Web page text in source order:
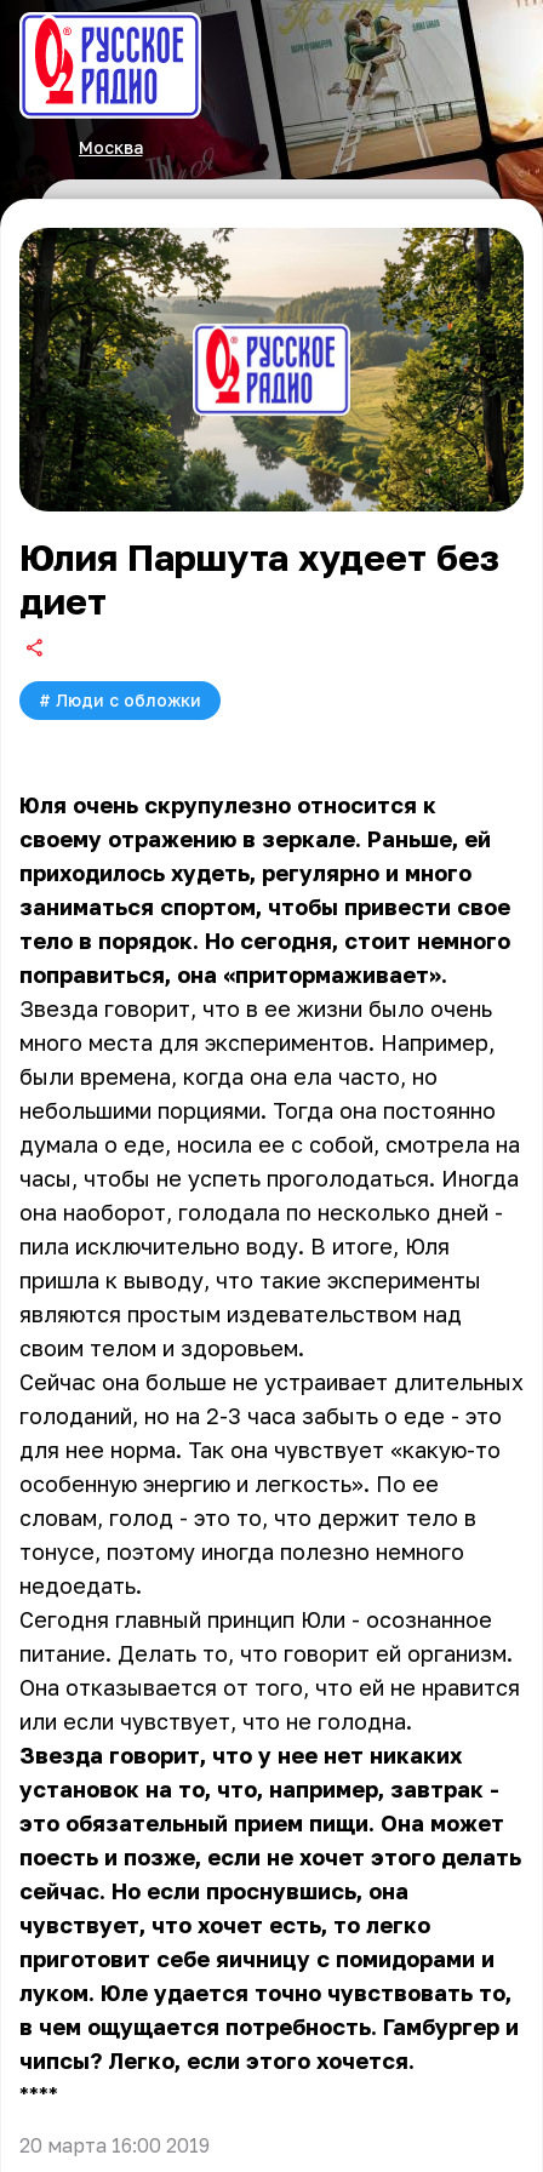
Москва
Юлия Паршута худеет без
диет
# Люди с обложки
Юля очень скрупулезно относится к
своему отражению в зеркале. Раньше, ей
приходилось худеть, регулярно и много
заниматься спортом, чтобы привести свое
тело в порядок. Но сегодня, стоит немного
поправиться, она «притормаживает».
Звезда говорит, что в ее жизни было очень
много места для экспериментов. Например,
были времена, когда она ела часто, но
небольшими порциями. Тогда она постоянно
думала о еде, носила ее с собой, смотрела на
часы, чтобы не успеть проголодаться. Иногда
она наоборот, голодала по несколько дней -
пила исключительно воду. В итоге, Юля
пришла к выводу, что такие эксперименты
являются простым издевательством над
своим телом и здоровьем.
Сейчас она больше не устраивает длительных
голоданий, но на 2-3 часа забыть о еде - это
для нее норма. Так она чувствует «какую-то
особенную энергию и легкость». По ее
словам, голод - это то, что держит тело в
тонусе, поэтому иногда полезно немного
недоедать.
Сегодня главный принцип Юли - осознанное
питание. Делать то, что говорит ей организм.
Она отказывается от того, что ей не нравится
или если чувствует, что не голодна.
Звезда говорит, что у нее нет никаких
установок на то, что, например, завтрак -
это обязательный прием пищи. Она может
поесть и позже, если не хочет этого делать
сейчас. Но если проснувшись, она
чувствует, что хочет есть, то легко
приготовит себе яичницу с помидорами и
луком. Юле удается точно чувствовать то,
в чем ощущается потребность. Гамбургер и
чипсы? Легко, если этого хочется.
** **
20 марта 16:00 2019